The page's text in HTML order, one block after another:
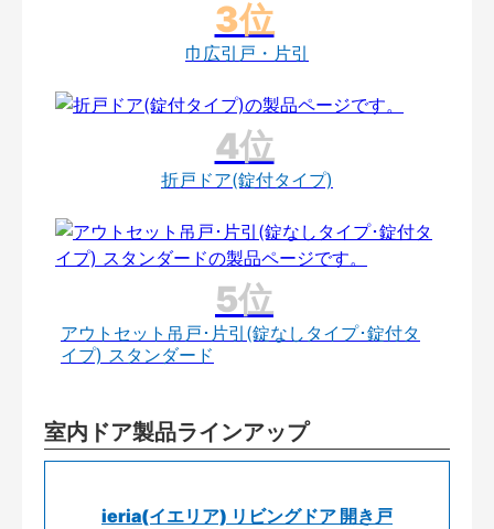
巾広引戸・片引
折戸ドア(錠付タイプ)
アウトセット吊戸･片引(錠なしタイプ･錠付タ
イプ) スタンダード
室内ドア製品ラインアップ
ieria(イエリア) リビングドア 開き戸